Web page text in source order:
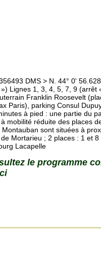
DMS > N. 44° 0'
Lignes 1, 3, 4, 5, 7, 9 (arrêt
Franklin Roosevelt
Paris), parking Consul
à pied : une partie du
mobilité réduite des places
sont situées à
Mortarieu ; 2 places : 1 et 8
Lacapelle
le programme